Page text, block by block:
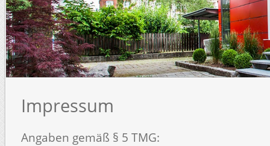
Impressum
Angaben gemäß § 5 TMG: